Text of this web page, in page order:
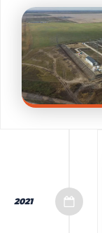
2021